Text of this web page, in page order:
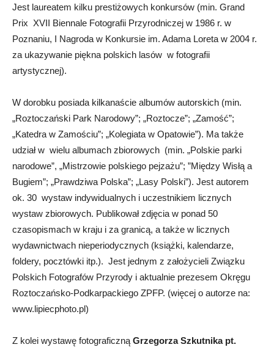
Jest laureatem kilku prestiżowych konkursów (min. Grand
Prix XVII Biennale Fotografii Przyrodniczej w 1986 r. w
Poznaniu, I Nagroda w Konkursie im. Adama Loreta w 2004 r.
za ukazywanie piękna polskich lasów w fotografii
artystycznej).
W dorobku posiada kilkanaście albumów autorskich (min.
„Roztoczański Park Narodowy”; „Roztocze”; „Zamość”;
„Katedra w Zamościu”; „Kolegiata w Opatowie”). Ma także
udział w wielu albumach zbiorowych (min. „Polskie parki
narodowe”, „Mistrzowie polskiego pejzażu”; ”Między Wisłą a
Bugiem”; „Prawdziwa Polska”; „Lasy Polski”). Jest autorem
ok. 30 wystaw indywidualnych i uczestnikiem licznych
wystaw zbiorowych. Publikował zdjęcia w ponad 50
czasopismach w kraju i za granicą, a także w licznych
wydawnictwach nieperiodycznych (książki, kalendarze,
foldery, pocztówki itp.). Jest jednym z założycieli Związku
Polskich Fotografów Przyrody i aktualnie prezesem Okręgu
Roztoczańsko-Podkarpackiego ZPFP. (więcej o autorze na:
www.lipiecphoto.pl)
Z kolei wystawę fotograficzną Grzegorza Szkutnika pt.